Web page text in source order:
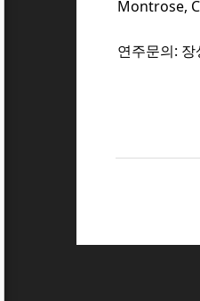
Montrose,
연주문의: